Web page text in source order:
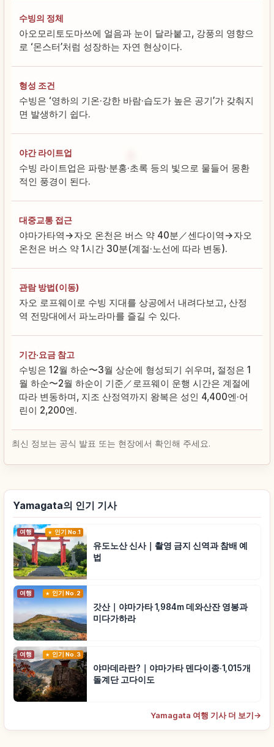
수빙의 정체
아오모리토도마쓰에 얼음과 눈이 달라붙고, 강풍의 영향으
로 ‘몬스터’처럼 성장하는 자연 현상이다.
형성 조건
수빙은 ‘영하의 기온·강한 바람·습도가 높은 공기’가 갖춰지
면 발생하기 쉽다.
야간 라이트업
수빙 라이트업은 파랑·분홍·초록 등의 빛으로 물들어 몽환
적인 풍경이 된다.
대중교통 접근
야마가타역→자오 온천은 버스 약 40분／센다이역→자오
온천은 버스 약 1시간 30분(계절·노선에 따라 변동).
관람 방법(이동)
자오 로프웨이로 수빙 지대를 상공에서 내려다보고, 산정
역 전망대에서 파노라마를 즐길 수 있다.
기간·요금 참고
수빙은 12월 하순〜3월 상순에 형성되기 쉬우며, 절정은 1
월 하순〜2월 하순이 기준／로프웨이 운행 시간은 계절에
따라 변동하며, 지조 산정역까지 왕복은 성인 4,400엔·어
린이 2,200엔.
최신 정보는 공식 발표 또는 현장에서 확인해 주세요.
Yamagata의 인기 기사
여행 인기 No.1
유도노산 신사｜촬영 금지 신역과 참배 예
법
여행 인기 No.2
갓산｜야마가타 1,984m 데와산잔 영봉과
미다가하라
여행 인기 No.3
야마데라란?｜야마가타 덴다이종·1,015개
돌계단 고다이도
Yamagata 여행 기사 더 보기 →